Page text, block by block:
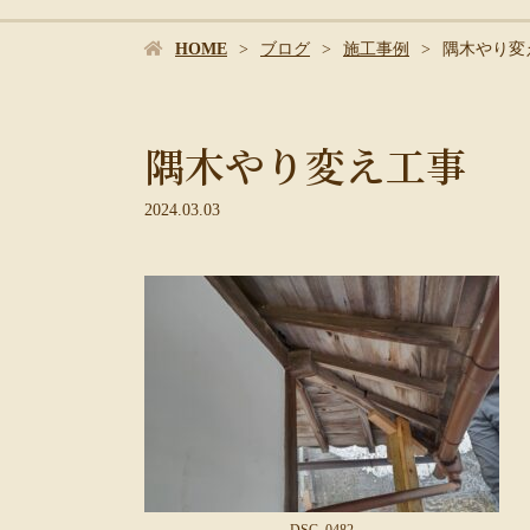
HOME ブログ 施工事例 隅木やり変
隅木やり変え工事
2024.03.03